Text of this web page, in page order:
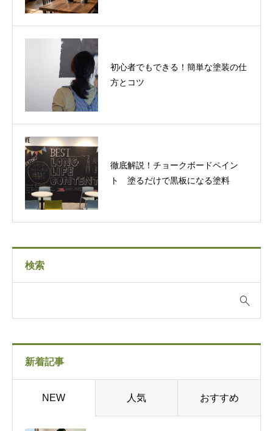
初心者でもできる！簡単な塗装の仕
方とコツ
徹底解説！チョークボードペイン
ト 塗るだけで黒板になる塗料
検索
新着記事
NEW 人気 おすすめ